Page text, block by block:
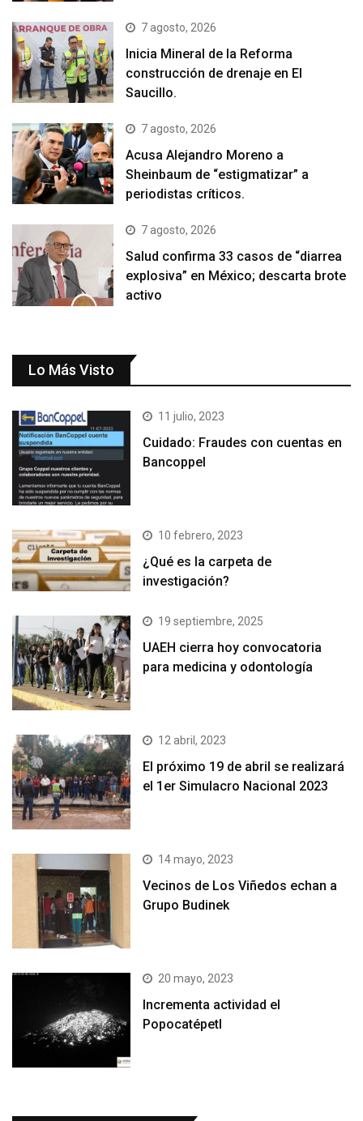
7 agosto, 2026
Inicia Mineral de la Reforma
construcción de drenaje en El
Saucillo.
7 agosto, 2026
Acusa Alejandro Moreno a
Sheinbaum de “estigmatizar” a
periodistas críticos.
7 agosto, 2026
Salud confirma 33 casos de “diarrea
explosiva” en México; descarta brote
activo
Lo Más Visto
11 julio, 2023
Cuidado: Fraudes con cuentas en
Bancoppel
10 febrero, 2023
¿Qué es la carpeta de
investigación?
19 septiembre, 2025
UAEH cierra hoy convocatoria
para medicina y odontología
12 abril, 2023
El próximo 19 de abril se realizará
el 1er Simulacro Nacional 2023
14 mayo, 2023
Vecinos de Los Viñedos echan a
Grupo Budinek
20 mayo, 2023
Incrementa actividad el
Popocatépetl